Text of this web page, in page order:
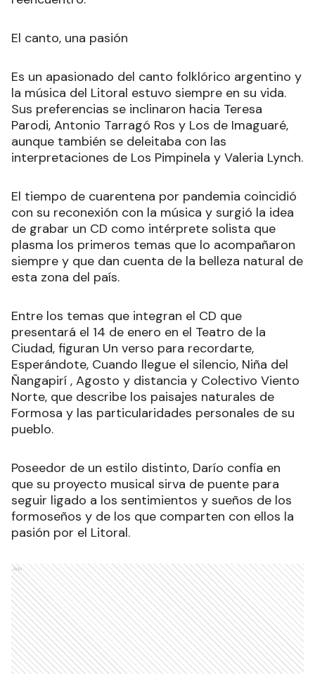
El canto, una pasión
Es un apasionado del canto folklórico argentino y
la música del Litoral estuvo siempre en su vida.
Sus preferencias se inclinaron hacia Teresa
Parodi, Antonio Tarragó Ros y Los de Imaguaré,
aunque también se deleitaba con las
interpretaciones de Los Pimpinela y Valeria Lynch.
El tiempo de cuarentena por pandemia coincidió
con su reconexión con la música y surgió la idea
de grabar un CD como intérprete solista que
plasma los primeros temas que lo acompañaron
siempre y que dan cuenta de la belleza natural de
esta zona del país.
Entre los temas que integran el CD que
presentará el 14 de enero en el Teatro de la
Ciudad, figuran Un verso para recordarte,
Esperándote, Cuando llegue el silencio, Niña del
Ñangapirí , Agosto y distancia y Colectivo Viento
Norte, que describe los paisajes naturales de
Formosa y las particularidades personales de su
pueblo.
Poseedor de un estilo distinto, Darío confía en
que su proyecto musical sirva de puente para
seguir ligado a los sentimientos y sueños de los
formoseños y de los que comparten con ellos la
pasión por el Litoral.
Ads